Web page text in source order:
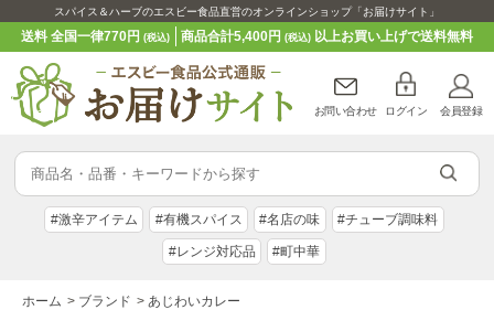
スパイス＆ハーブのエスビー食品直営のオンラインショップ「お届けサイト」
送料 全国一律770円(税込) 商品合計5,400円 (税込)以上お買い上げで送料無料
お問い合わせ ログイン 会員登録
#激辛アイテム #有機スパイス #名店の味 #チューブ調味料
#レンジ対応品 #町中華
ホーム > ブランド > あじわいカレー